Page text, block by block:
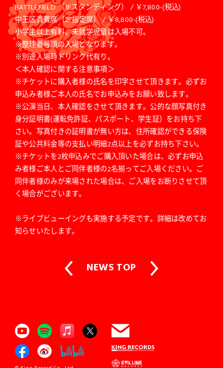
BATTLEFIELD （1Fスタンディング） / ￥7,800-(税込)
中王区貴賓席（2F指定席） / ￥8,800-(税込)
小学生以上有料。未就学児童は入場不可。
※整理番号順の入場となります。
※別途入場時ドリンク代有り。
＜本人確認に関する注意事項＞
※チケットに購入者様の氏名を印字させて頂きます。必ずお
申込み者様ご本人の氏名でお申込みをお願い致します。
※公演当日、本人確認をさせて頂きます。公的な顔写真付き
身分証明書(運転免許証、パスポート、学生証）をお持ち下
さい。写真付きの証明書が無い方は、住所確認ができる保険
証や公共料金等の支払い明細2点以上を必ずお持ち下さい。
※チケットを2枚申込みでご購入頂いた場合は、必ずお申込
み者様ご本人とご同伴者様の2名揃ってご入場ください。ご
同伴者様のみが来場された場合は、ご入場をお断りさせて頂
く場合がございます。
※ライブビューイングも実施する予定です。詳細は改めてお
知らせいたします。
NEWS TOP